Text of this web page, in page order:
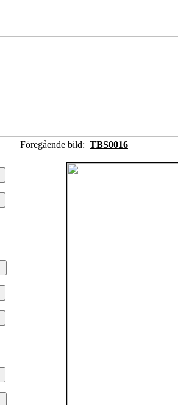
Föregående bild: TBS0016